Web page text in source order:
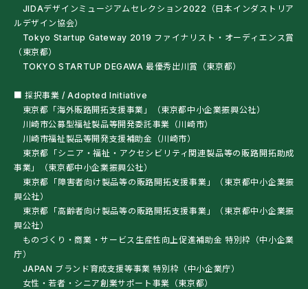
JIDAデザインミュージアムセレクション2022（日本インダストリア
ルデザイン協会）
Tokyo Startup Gateway 2019 ファイナリスト・オーディエンス賞
（東京都）
TOKYO STARTUP DEGAWA 最優秀出川賞（東京都）
■ 採択事業 / Adopted Initiative
東京都「海外販路開拓支援事業」（東京都中小企業振興公社）
川崎市公募型福祉製品等開発委託事業（川崎市）
川崎市福祉製品等開発支援補助金（川崎市）
東京都「シニア・福祉・アクセシビリティ関連製品等の販路開拓助成
事業」（東京都中小企業振興公社）
東京都「障害者向け製品等の販路開拓支援事業」（東京都中小企業振
興公社）
東京都「高齢者向け製品等の販路開拓支援事業」（東京都中小企業振
興公社）
ものづくり・商業・サービス生産性向上促進補助金 特別枠（中小企業
庁）
JAPAN ブランド育成支援等事業 特別枠（中小企業庁）
女性・若者・シニア創業サポート事業（東京都）